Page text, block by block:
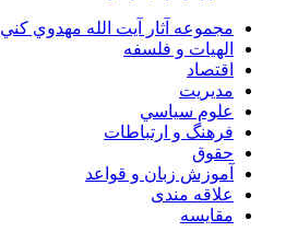
مجموعه آثار آيت الله مهدوي كني
الهیات و فلسفه
اقتصاد
مديريت
علوم سياسي
فرهنگ و ارتباطات
حقوق
آموزش زبان و قواعد
علاقه مندی
مقایسه